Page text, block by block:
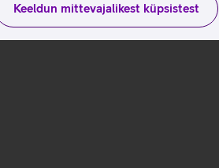
Keeldun mittevajalikest küpsistest